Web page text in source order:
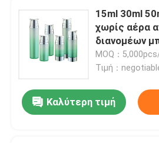
15ml 30ml
χωρίς αέρα
διανομέων
ασημένια
MOQ：
Τιμή：
Καλύτερη τιμή